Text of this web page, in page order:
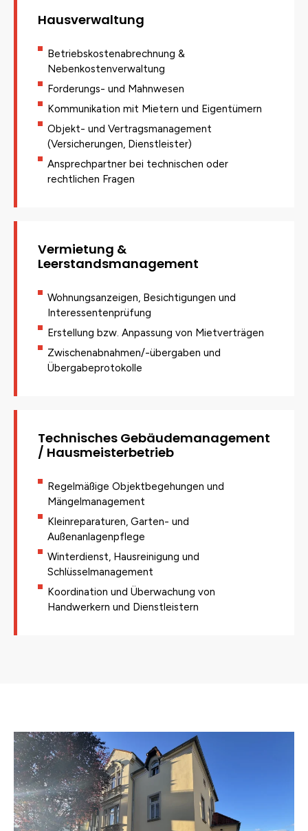
Hausverwaltung
Betriebskostenabrechnung &
Nebenkostenverwaltung
Forderungs- und Mahnwesen
Kommunikation mit Mietern und Eigentümern
Objekt- und Vertragsmanagement
(Versicherungen, Dienstleister)
Ansprechpartner bei technischen oder
rechtlichen Fragen
Vermietung &
Leerstandsmanagement
Wohnungsanzeigen, Besichtigungen und
Interessentenprüfung
Erstellung bzw. Anpassung von Mietverträgen
Zwischenabnahmen/-übergaben und
Übergabeprotokolle
Technisches Gebäudemanagement
/ Hausmeisterbetrieb
Regelmäßige Objektbegehungen und
Mängelmanagement
Kleinreparaturen, Garten- und
Außenanlagenpflege
Winterdienst, Hausreinigung und
Schlüsselmanagement
Koordination und Überwachung von
Handwerkern und Dienstleistern